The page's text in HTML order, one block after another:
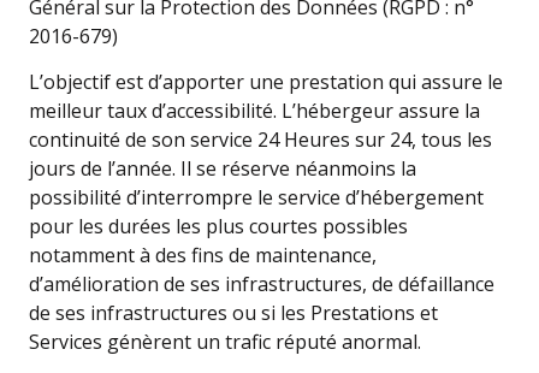
Général sur la Protection des Données (RGPD : n°
2016-679)
L’objectif est d’apporter une prestation qui assure le
meilleur taux d’accessibilité. L’hébergeur assure la
continuité de son service 24 Heures sur 24, tous les
jours de l’année. Il se réserve néanmoins la
possibilité d’interrompre le service d’hébergement
pour les durées les plus courtes possibles
notamment à des fins de maintenance,
d’amélioration de ses infrastructures, de défaillance
de ses infrastructures ou si les Prestations et
Services génèrent un trafic réputé anormal.